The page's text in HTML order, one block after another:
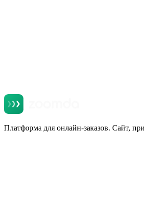
Платформа для онлайн-заказов. Сайт,